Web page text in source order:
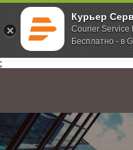
Курьер
Courier Service
Бесплатно - в
;
Главная О компании